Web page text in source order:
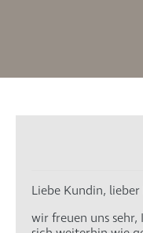
Liebe Kundin, lieber
wir freuen uns sehr,